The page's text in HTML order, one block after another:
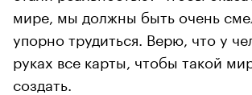
мире, мы должны быть очень
упорно трудиться. Верю, что у
руках все карты, чтобы такой
создать.